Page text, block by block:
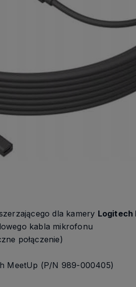
dla kamery Logitech
kabla mikrofonu
połączenie)
MeetUp (P/N 989-000405)